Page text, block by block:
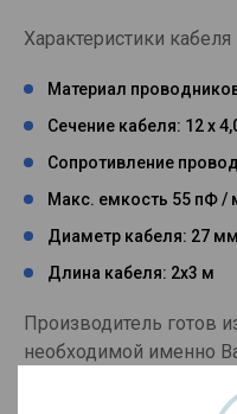
Характеристики
Материал
Сечение кабеля: 12 х
Сопротивление
Макс. емкость 55 пФ /
Диаметр кабеля: 27 мм
Длина кабеля: 2х3 м
Производитель готов
необходимой именно